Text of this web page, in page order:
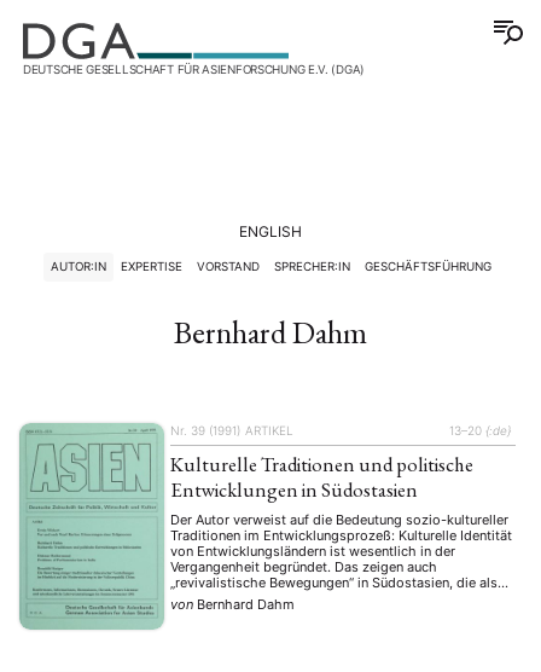
DEUTSCHE GESELLSCHAFT FÜR ASIENFORSCHUNG E.V. (DGA)
ENGLISH
AUTOR:IN EXPERTISE VORSTAND SPRECHER:IN GESCHÄFTSFÜHRUNG
Bernhard Dahm
Nr. 39 (1991) ARTIKEL 13–20 {:de}
Kulturelle Traditionen und politische
Entwicklungen in Südostasien
Der Autor verweist auf die Bedeutung sozio-kultureller
Traditionen im Entwicklungsprozeß: Kulturelle Identität
von Entwicklungsländern ist wesentlich in der
Vergangenheit begründet. Das zeigen auch
„revivalistische Bewegungen“ in Südostasien, die als
Antwort auf eine so empfundene Bedrohung der
Identität durch Neuerungen zu sehen sind. Der Autor
von Bernhard Dahm